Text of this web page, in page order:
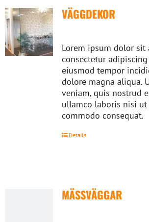
VÄGGDEKOR
Lorem ipsum dolor sit
consectetur
eiusmod tempor
dolore magna aliqua.
veniam, quis nostrud
ullamco laboris nisi ut
commodo consequat.
Details
MÄSSVÄGGAR